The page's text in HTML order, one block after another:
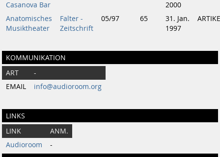
Casanova Bar
2000
Anatomisches
Musiktheater
Falter -
Zeitschrift
05/97 65
31. Jan.
1997
KOMMUNIKATION
ART
-
EMAIL
info@audioroom.org
LINKS
LINK
ANM.
Audioroom
-